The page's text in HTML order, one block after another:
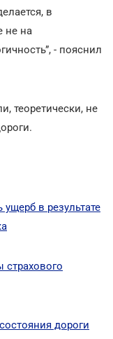
в
не на
- пояснил
теоретически, не
в результате
дороги